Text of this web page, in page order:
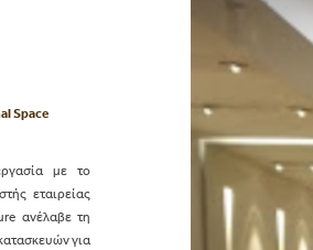
Space
με το
εταιρείας
ανέλαβε τη
για